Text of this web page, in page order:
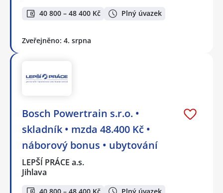
40 800 – 48 400 Kč Plný úvazek
Zveřejněno: 4. srpna
Bosch Powertrain s.r.o. •
skladník • mzda 48.400 Kč •
náborový bonus • ubytování
LEPŠÍ PRÁCE a.s.
Jihlava